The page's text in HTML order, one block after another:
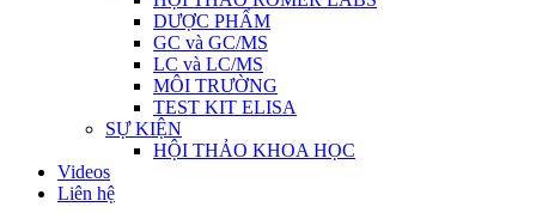
DƯỢC PHẨM
GC và GC/MS
LC và LC/MS
MÔI TRƯỜNG
TEST KIT ELISA
SỰ KIỆN
HỘI THẢO KHOA HỌC
Videos
Liên hệ